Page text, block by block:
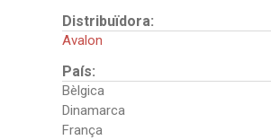
Distribuïdora:
Avalon
País:
Bèlgica
Dinamarca
França